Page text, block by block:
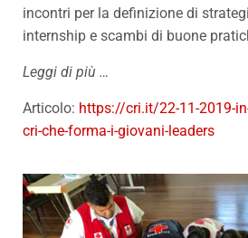
incontri per la definizione di
internship e scambi di buone
Leggi di più …
Articolo: https://cri.it/22-11-2019-
cri-che-forma-i-giovani-leaders